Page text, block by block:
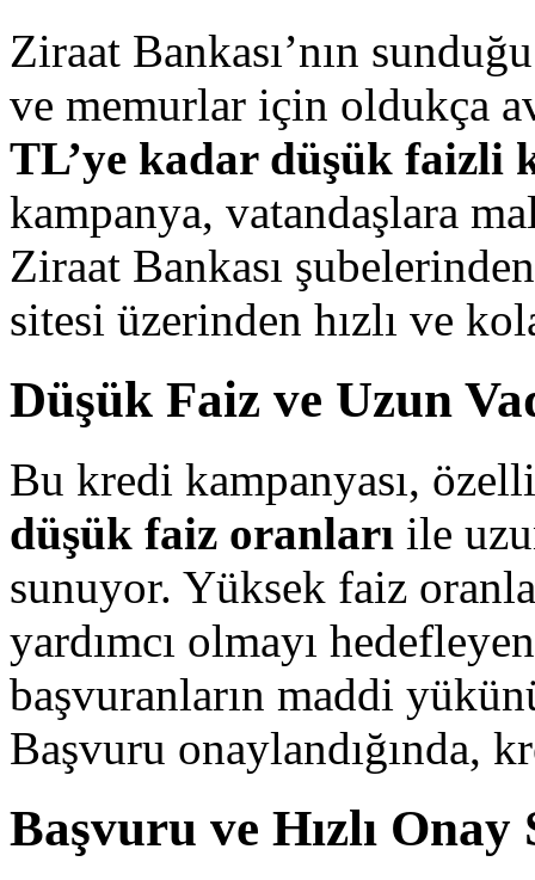
Ziraat Bankası’nın
ve memurlar için oldukça
TL’ye kadar düşük faizli
kampanya, vatandaşlara
Ziraat Bankası
sitesi üzerinden hızlı ve
Düşük Faiz ve Uzun
Bu kredi kampanyası,
düşük faiz oranları ile
sunuyor. Yüksek faiz
yardımcı olmayı
başvuranların maddi
Başvuru onaylandığında,
Başvuru ve Hızlı Onay